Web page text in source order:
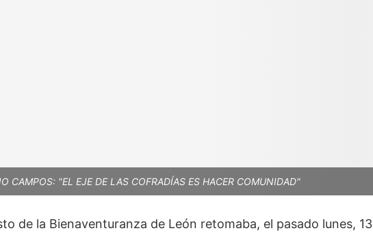
CAMPOS: "EL EJE DE LAS COFRADÍAS ES HACER COMUNIDAD"
de la Bienaventuranza de León retomaba, el pasado lunes, 13